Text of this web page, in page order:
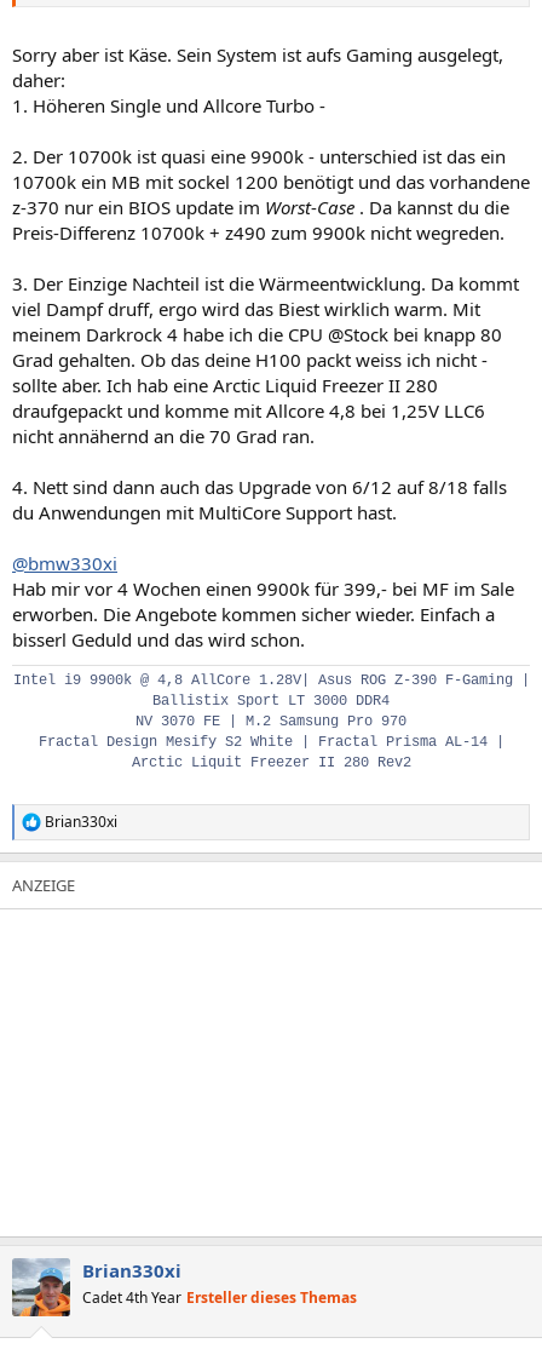
Sorry aber ist Käse. Sein System ist aufs Gaming ausgelegt,
daher:
1. Höheren Single und Allcore Turbo -
2. Der 10700k ist quasi eine 9900k - unterschied ist das ein
10700k ein MB mit sockel 1200 benötigt und das vorhandene
z-370 nur ein BIOS update im Worst-Case . Da kannst du die
Preis-Differenz 10700k + z490 zum 9900k nicht wegreden.
3. Der Einzige Nachteil ist die Wärmeentwicklung. Da kommt
viel Dampf druff, ergo wird das Biest wirklich warm. Mit
meinem Darkrock 4 habe ich die CPU @Stock bei knapp 80
Grad gehalten. Ob das deine H100 packt weiss ich nicht -
sollte aber. Ich hab eine Arctic Liquid Freezer II 280
draufgepackt und komme mit Allcore 4,8 bei 1,25V LLC6
nicht annähernd an die 70 Grad ran.
4. Nett sind dann auch das Upgrade von 6/12 auf 8/18 falls
du Anwendungen mit MultiCore Support hast.
@bmw330xi
Hab mir vor 4 Wochen einen 9900k für 399,- bei MF im Sale
erworben. Die Angebote kommen sicher wieder. Einfach a
bisserl Geduld und das wird schon.
Intel i9 9900k @ 4,8 AllCore 1.28V| Asus ROG Z-390 F-Gaming |
Ballistix Sport LT 3000 DDR4
NV 3070 FE | M.2 Samsung Pro 970
Fractal Design Mesify S2 White | Fractal Prisma AL‑14 |
Arctic Liquit Freezer II 280 Rev2
R
e
a
k
t
Brian330xi
Brian330xi
Cadet 4th Year Ersteller dieses Themas